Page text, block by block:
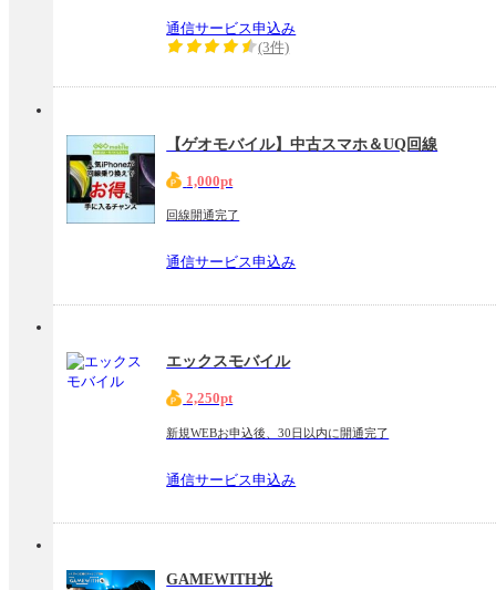
通信サービス申込み
(3件)
【ゲオモバイル】中古スマホ＆UQ回線
1,000pt
回線開通完了
通信サービス申込み
エックスモバイル
2,250pt
新規WEBお申込後、30日以内に開通完了
通信サービス申込み
GAMEWITH光